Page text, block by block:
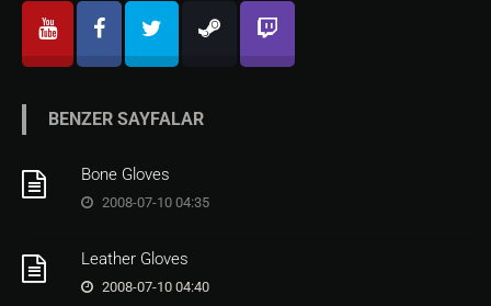
BENZER SAYFALAR
Bone Gloves
2008-07-10 04:35
Leather Gloves
2008-07-10 04:40